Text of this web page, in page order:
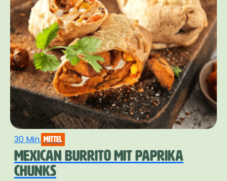
30 Min. mittel
MEXICAN BURRITO MIT PAPRIKA
CHUNKS